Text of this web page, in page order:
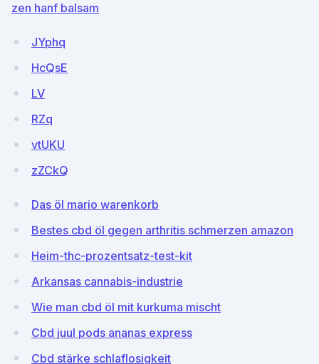
zen hanf balsam
JYphq
HcQsE
LV
RZq
vtUKU
zZCkQ
Das öl mario warenkorb
Bestes cbd öl gegen arthritis schmerzen amazon
Heim-thc-prozentsatz-test-kit
Arkansas cannabis-industrie
Wie man cbd öl mit kurkuma mischt
Cbd juul pods ananas express
Cbd stärke schlaflosigkeit